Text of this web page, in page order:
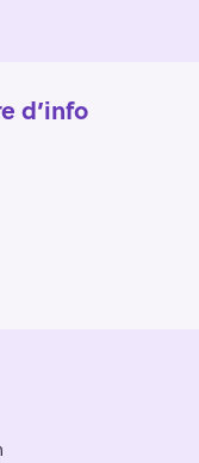
d’info